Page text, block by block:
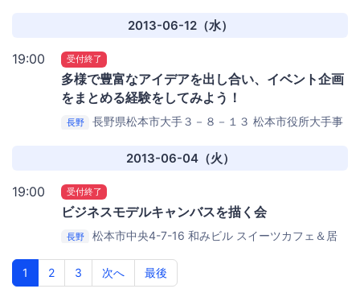
2013-06-12（水）
19:00 受付終了
多様で豊富なアイデアを出し合い、イベント企画
をまとめる経験をしてみよう！
長野
長野県松本市大手３－８－１３ 松本市役所大手事
2013-06-04（火）
19:00 受付終了
ビジネスモデルキャンバスを描く会
長野 松本市中央4-7-16 和みビル スイーツカフェ＆居
1
2 3 次へ 最後